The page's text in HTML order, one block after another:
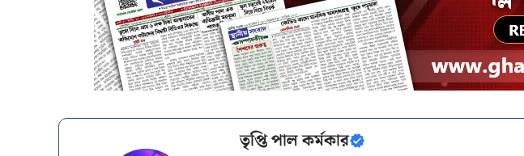
তৃপ্তি পাল কর্মকার